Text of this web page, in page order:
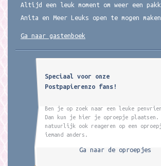
Altijd een leuk moment om weer een
Anita en Meer Leuks open te mogen
Ga naar gastenboek
Speciaal voor onze
Postpapierenzo fans!
Ben je op zoek naar een leuke
Dan kun je hier je oproepje plaatsen.
natuurlijk ook reageren op een
iemand anders.
Ga naar de oproepjes